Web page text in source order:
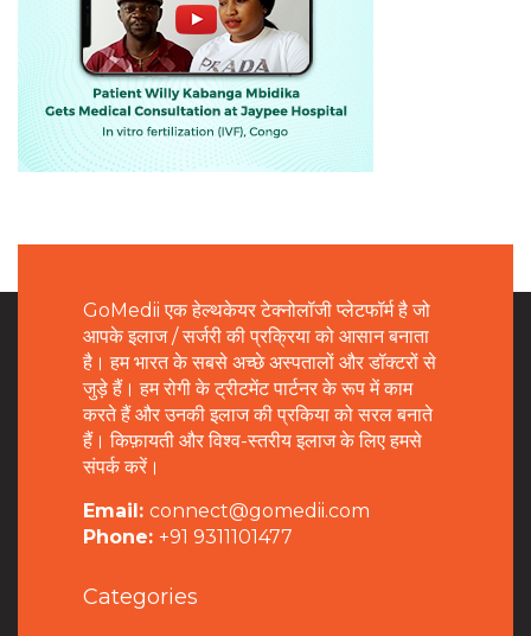
GoMedii एक हेल्थकेयर टेक्नोलॉजी प्लेटफॉर्म है जो
आपके इलाज / सर्जरी की प्रक्रिया को आसान बनाता
है। हम भारत के सबसे अच्छे अस्पतालों और डॉक्टरों से
जुड़े हैं। हम रोगी के ट्रीटमेंट पार्टनर के रूप में काम
करते हैं और उनकी इलाज की प्रकिया को सरल बनाते
हैं। किफ़ायती और विश्व-स्तरीय इलाज के लिए हमसे
संपर्क करें।
Email: connect@gomedii.com
Phone: +91 9311101477
Categories